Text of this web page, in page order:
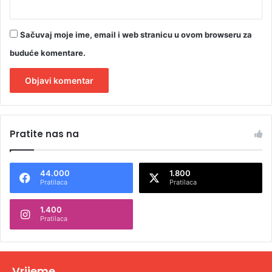
Sačuvaj moje ime, email i web stranicu u ovom browseru za
buduće komentare.
t
n
t
v
Pratite nas na
44.000
Pratilaca
1.800
Pratilaca
1.400
Pratilaca